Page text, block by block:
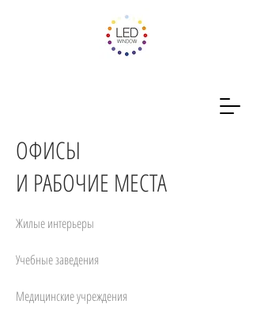
ОФИСЫ
И РАБОЧИЕ МЕСТА
Жилые интерьеры
Учебные заведения
Медицинские учреждения